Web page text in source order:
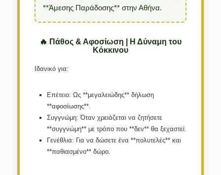
**Άμεσης Παράδοσης** στην Αθήνα.
🔥 Πάθος & Αφοσίωση | Η Δύναμη του
Κόκκινου
Ιδανικό για:
Επέτειο: Ως **μεγαλειώδης** δήλωση
**αφοσίωσης**.
Συγγνώμη: Όταν χρειάζεται να ζητήσετε
**συγγνώμη** με τρόπο που **δεν** θα ξεχαστεί.
Γενέθλια: Για να δώσετε ένα **πολυτελές** και
**παθιασμένο** δώρο.